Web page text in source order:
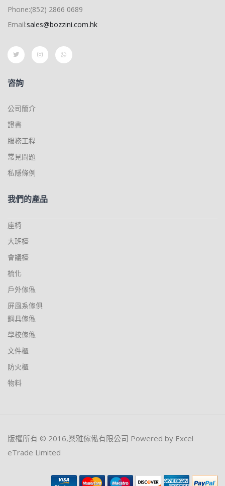
Phone:(852) 2866 0689
Email:sales@bozzini.com.hk
咨詢
公司簡介
證書
服務工程
常見問題
私隱條例
我們的產品
座椅
大班檯
會議檯
梳化
戶外傢俬
屏風系傢俱
鋼具傢俬
學校傢俬
文件櫃
防火櫃
物料
版權所有 © 2016,燊雅傢俬有限公司 Powered by Excel
eTrade Limited